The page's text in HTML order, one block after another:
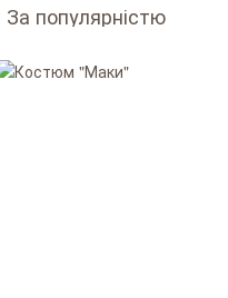
За популярністю